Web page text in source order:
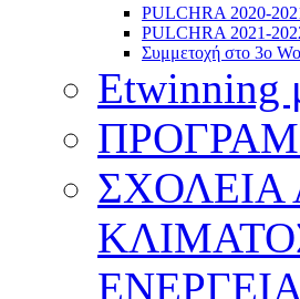
PULCHRA 2020-
PULCHRA 2021-
Συμμετοχή στο 3ο
Etwinning
ΣΧΟΛΕΙΑ